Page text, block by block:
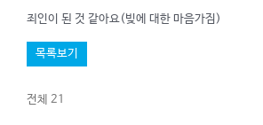
죄인이 된 것 같아요(빚에 대한 마음가짐)
목록보기
전체 21